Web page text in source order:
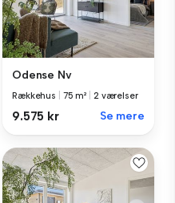
Odense Nv
Rækkehus 75 m² 2 værelser
9.575 kr Se mere